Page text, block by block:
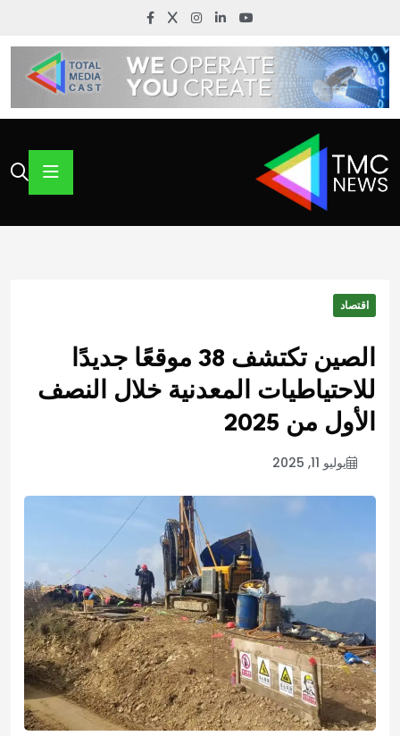
اقتصاد
الصين تكتشف 38 موقعًا جديدًا
للاحتياطيات المعدنية خلال النصف
الأول من 2025
يوليو 11, 2025